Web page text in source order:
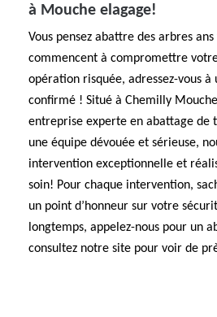
à Mouche elagage!
Vous pensez abattre des arbres
commencent à compromettre
opération risquée, adressez-vous à
confirmé ! Situé à Chemilly
entreprise experte en abattage de
une équipe dévouée et sérieuse,
intervention exceptionnelle et
soin! Pour chaque intervention,
un point d’honneur sur votre
longtemps, appelez-nous pour un
consultez notre site pour voir de